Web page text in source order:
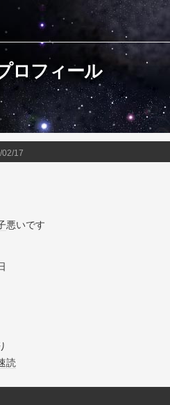
ロフィール
02/17
悪いです
読